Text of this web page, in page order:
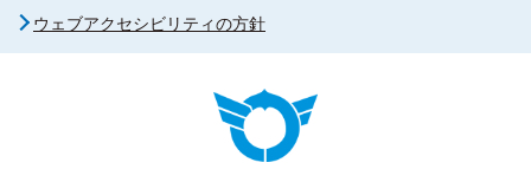
ウェブアクセシビリティの方針